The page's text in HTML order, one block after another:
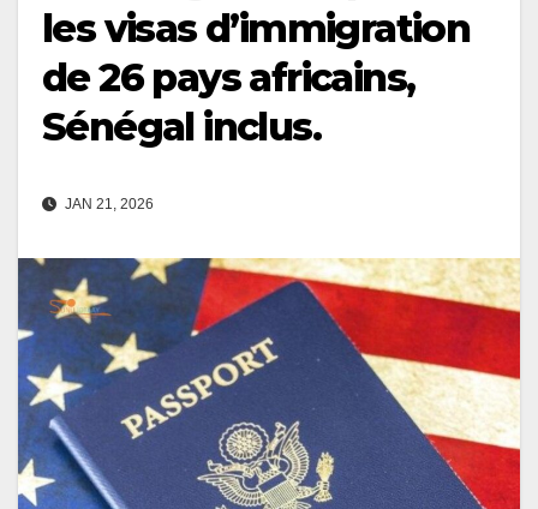
les visas d’immigration
de 26 pays africains,
Sénégal inclus.
JAN 21, 2026